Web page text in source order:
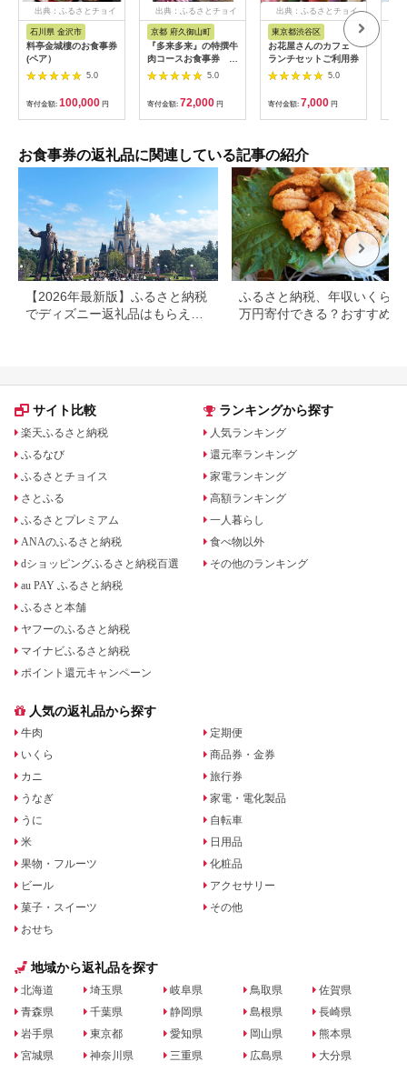
出典：ふるさとチョイ
石川県 金沢市
料亭金城樓のお食事券
(ペア）
5.0
寄付金額: 100,000 円
出典：ふるさとチョイ
京都 府久御山町
『多来多来』の特撰牛
肉コースお食事券 4
名様分【1131614】
5.0
寄付金額: 72,000 円
出典：ふるさとチョイ
東京都渋谷区
お花屋さんのカフェ
ランチセットご利用券
5.0
寄付金額: 7,000 円
お食事券の返礼品に関連している記事の紹介
【2026年最新版】ふるさと納税
でディズニー返礼品はもらえ
ふるさと納税、年収いくらで
万円寄付できる？おすすめ返
サイト比較
楽天ふるさと納税
ふるなび
ふるさとチョイス
さとふる
ふるさとプレミアム
ANAのふるさと納税
dショッピングふるさと納税百選
au PAY ふるさと納税
ふるさと本舗
ヤフーのふるさと納税
マイナビふるさと納税
ポイント還元キャンペーン
ランキングから探す
人気ランキング
還元率ランキング
家電ランキング
高額ランキング
一人暮らし
食べ物以外
その他のランキング
人気の返礼品から探す
牛肉
いくら
カニ
うなぎ
うに
米
果物・フルーツ
ビール
菓子・スイーツ
おせち
定期便
商品券・金券
旅行券
家電・電化製品
自転車
日用品
化粧品
アクセサリー
その他
地域から返礼品を探す
北海道
青森県
岩手県
宮城県
埼玉県
千葉県
東京都
神奈川県
岐阜県
静岡県
愛知県
三重県
鳥取県
島根県
岡山県
広島県
佐賀県
長崎県
熊本県
大分県